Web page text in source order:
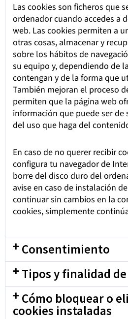
Las cookies son ficheros que
ordenador cuando accedes a
web. Las cookies permiten a
otras cosas, almacenar y
sobre los hábitos de
su equipo y, dependiendo de
contengan y de la forma que
También mejoran el proceso
permiten que la página web
información que puede ser de
del uso que haga del
En caso de no querer recibir
configura tu navegador de
borre del disco duro del
avise en caso de instalación
continuar sin cambios en la
cookies, simplemente
Consentimiento
Tipos y finalidad
Cómo bloquear o
cookies instaladas